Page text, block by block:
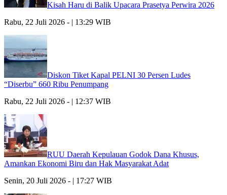
Kisah Haru di Balik Upacara Prasetya Perwira 2026
Rabu, 22 Juli 2026 - | 13:29 WIB
Diskon Tiket Kapal PELNI 30 Persen Ludes
“Diserbu” 660 Ribu Penumpang
Rabu, 22 Juli 2026 - | 12:37 WIB
RUU Daerah Kepulauan Godok Dana Khusus,
Amankan Ekonomi Biru dan Hak Masyarakat Adat
Senin, 20 Juli 2026 - | 17:27 WIB